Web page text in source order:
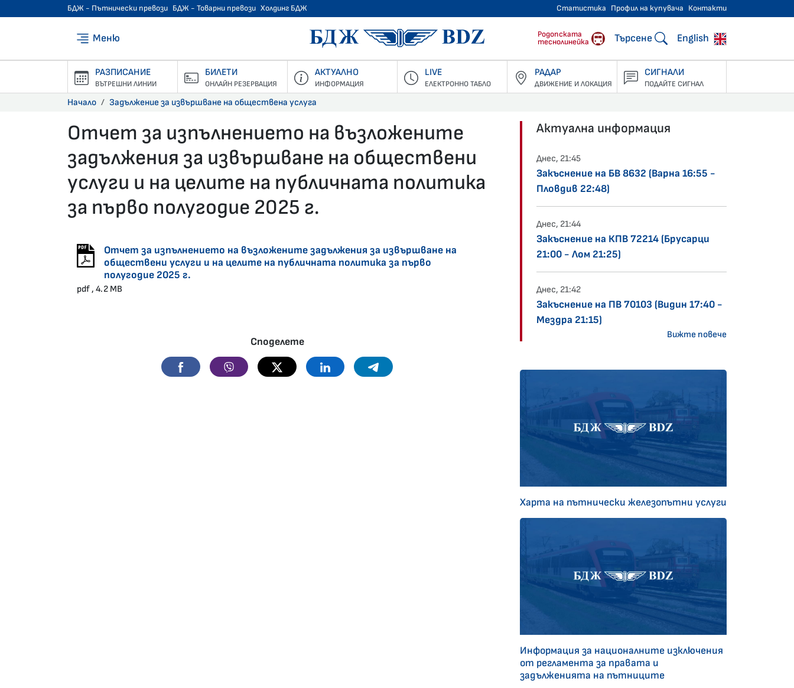
БДЖ - Пътнически превози БДЖ - Товарни превози Холдинг БДЖ Статистика Профил на купувача Контакти
Меню БДЖ - Пътнически превози
Родопската
теснолинейка
Търсене English
РАЗПИСАНИЕ
ВЪТРЕШНИ ЛИНИИ
БИЛЕТИ
ОНЛАЙН РЕЗЕРВАЦИЯ
АКТУАЛНО
ИНФОРМАЦИЯ
LIVE
ЕЛЕКТРОННО ТАБЛО
РАДАР
ДВИЖЕНИЕ И ЛОКАЦИЯ
СИГНАЛИ
ПОДАЙТЕ СИГНАЛ
Начало Задължение за извършване на обществена услуга
Отчет за изпълнението на възложените
задължения за извършване на обществени
услуги и на целите на публичната политика
за първо полугодие 2025 г.
Отчет за изпълнението на възложените задължения за извършване на
обществени услуги и на целите на публичната политика за първо
полугодие 2025 г.
pdf , 4.2 MB
Споделете
Facebook Viber Twitter Linkedin Telegram
Актуална информация
Днес, 21:45
Закъснение на БВ 8632 (Варна 16:55 -
Пловдив 22:48)
Днес, 21:44
Закъснение на КПВ 72214 (Брусарци
21:00 - Лом 21:25)
Днес, 21:42
Закъснение на ПВ 70103 (Видин 17:40 -
Мездра 21:15)
Вижте повече
Харта на пътнически железопътни услуги
Информация за националните изключения
от регламента за правата и
задълженията на пътниците